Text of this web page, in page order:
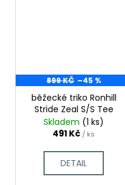
899 KČ –45 %
běžecké triko Ronhill
Stride Zeal S/S Tee
Skladem (1 ks)
491 Kč / ks
DETAIL